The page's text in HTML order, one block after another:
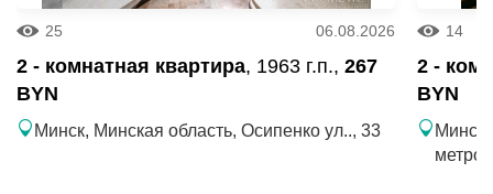
25 06.08.2026
2 - комнатная квартира, 1963 г.п., 267
BYN
Минск, Минская область, Осипенко ул.., 33
14
2 -
BYN
метро